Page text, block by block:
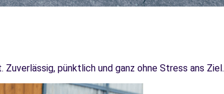
pünktlich und ganz ohne Stress ans Ziel.